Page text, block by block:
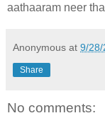
aathaaram neer
Anonymous at 9/28/
Share
No comments: